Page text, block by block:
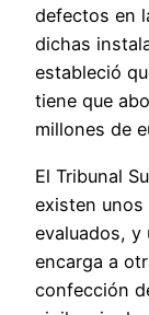
defectos en
dichas
estableció
tiene que
millones de
El Tribunal
existen
evaluados,
encarga a
confección